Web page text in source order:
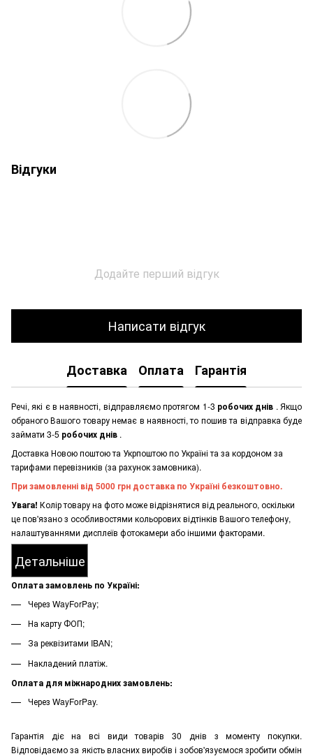
Відгуки
Додайте перший відгук
Написати відгук
Доставка Оплата Гарантія
Речі, які є в наявності, відправляємо протягом 1-3 робочих днів . Якщо
обраного Вашого товару немає в наявності, то пошив та відправка буде
займати 3-5 робочих днів .
Доставка Новою поштою та Укрпоштою по Україні та за кордоном за
тарифами перевізників (за рахунок замовника).
При замовленні від 5000 грн доставка по Україні безкоштовно.
Увага! Колір товару на фото може відрізнятися від реального, оскільки
це пов'язано з особливостями кольорових відтінків Вашого телефону,
налаштуваннями дисплеїв фотокамери або іншими факторами.
Детальніше
Оплата замовлень по Україні:
Через WayForPay;
На карту ФОП;
За реквізитами IBAN;
Накладений платіж.
Оплата для міжнародних замовлень:
Через WayForPay.
Гарантія діє на всі види товарів 30 днів з моменту покупки.
Відповідаємо за якість власних виробів і зобов'язуємося зробити обмін